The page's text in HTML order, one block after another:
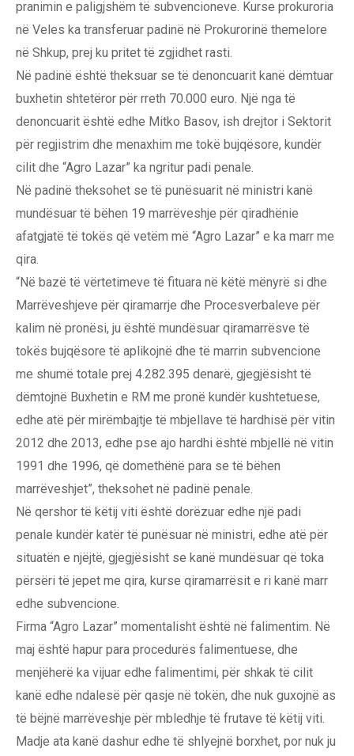
pranimin e paligjshëm të subvencioneve. Kurse prokuroria
në Veles ka transferuar padinë në Prokurorinë themelore
në Shkup, prej ku pritet të zgjidhet rasti.
Në padinë është theksuar se të denoncuarit kanë dëmtuar
buxhetin shtetëror për rreth 70.000 euro. Një nga të
denoncuarit është edhe Mitko Basov, ish drejtor i Sektorit
për regjistrim dhe menaxhim me tokë bujqësore, kundër
cilit dhe “Agro Lazar” ka ngritur padi penale.
Në padinë theksohet se të punësuarit në ministri kanë
mundësuar të bëhen 19 marrëveshje për qiradhënie
afatgjatë të tokës që vetëm më “Agro Lazar” e ka marr me
qira.
“Në bazë të vërtetimeve të fituara në këtë mënyrë si dhe
Marrëveshjeve për qiramarrje dhe Procesverbaleve për
kalim në pronësi, ju është mundësuar qiramarrësve të
tokës bujqësore të aplikojnë dhe të marrin subvencione
me shumë totale prej 4.282.395 denarë, gjegjësisht të
dëmtojnë Buxhetin e RM me pronë kundër kushtetuese,
edhe atë për mirëmbajtje të mbjellave të hardhisë për vitin
2012 dhe 2013, edhe pse ajo hardhi është mbjellë në vitin
1991 dhe 1996, që domethënë para se të bëhen
marrëveshjet”, theksohet në padinë penale.
Në qershor të këtij viti është dorëzuar edhe një padi
penale kundër katër të punësuar në ministri, edhe atë për
situatën e njëjtë, gjegjësisht se kanë mundësuar që toka
përsëri të jepet me qira, kurse qiramarrësit e ri kanë marr
edhe subvencione.
Firma “Agro Lazar” momentalisht është në falimentim. Në
maj është hapur para procedurës falimentuese, dhe
menjëherë ka vijuar edhe falimentimi, për shkak të cilit
kanë edhe ndalesë për qasje në tokën, dhe nuk guxojnë as
të bëjnë marrëveshje për mbledhje të frutave të këtij viti.
Madje ata kanë dashur edhe të shlyejnë borxhet, por nuk ju